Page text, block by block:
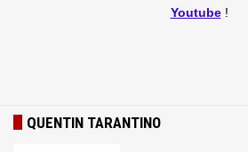
Youtube!
QUENTIN TARANTINO